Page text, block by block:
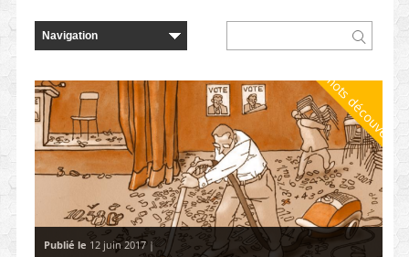
À mots découverts
Publié le 12 juin 2017 |